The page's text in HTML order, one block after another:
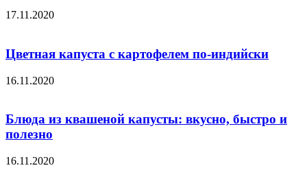
17.11.2020
Цветная капуста с картофелем по-индийски
16.11.2020
Блюда из квашеной капусты: вкусно, быстро и
полезно
16.11.2020